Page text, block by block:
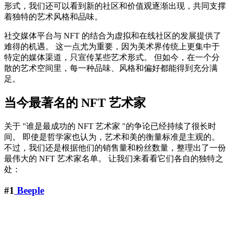
形式，我们还可以看到新的社区和价值观逐渐出现，共同支撑
着独特的艺术风格和品味。
社交媒体平台与 NFT 的结合为虚拟和在线社区的发展提供了
难得的机遇。 这一点尤为重要，因为美术界传统上更集中于
特定的媒体渠道，只宣传某些艺术形式。 但如今，在一个分
散的艺术空间里，每一种品味、风格和偏好都能得到充分满
足。
当今最著名的 NFT 艺术家
关于 "谁是最成功的 NFT 艺术家 "的争论已经持续了很长时
间。 即使是哲学家也认为，艺术和美的衡量标准是主观的。
不过，我们还是根据他们的销售量和粉丝数量，整理出了一份
最伟大的 NFT 艺术家名单。 让我们来看看它们各自的独特之
处：
#1 Beeple